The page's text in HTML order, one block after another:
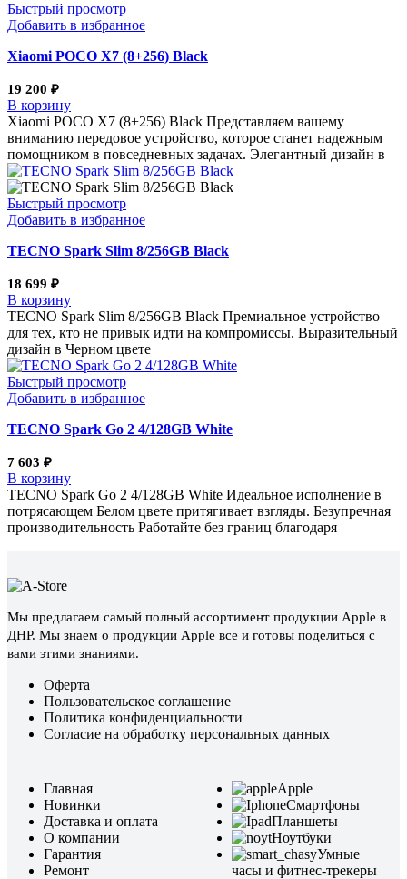
Быстрый просмотр
Добавить в избранное
Xiaomi POCO X7 (8+256) Black
19 200 ₽
В корзину
Xiaomi POCO X7 (8+256) Black Представляем вашему
вниманию передовое устройство, которое станет надежным
помощником в повседневных задачах. Элегантный дизайн в
Быстрый просмотр
Добавить в избранное
TECNO Spark Slim 8/256GB Black
18 699 ₽
В корзину
TECNO Spark Slim 8/256GB Black Премиальное устройство
для тех, кто не привык идти на компромиссы. Выразительный
дизайн в Черном цвете
Быстрый просмотр
Добавить в избранное
TECNO Spark Go 2 4/128GB White
7 603 ₽
В корзину
TECNO Spark Go 2 4/128GB White Идеальное исполнение в
потрясающем Белом цвете притягивает взгляды. Безупречная
производительность Работайте без границ благодаря
Мы предлагаем самый полный ассортимент продукции Apple в
ДНР. Мы знаем о продукции Apple все и готовы поделиться с
вами этими знаниями.
Оферта
Пользовательское соглашение
Политика конфиденциальности
Согласие на обработку персональных данных
Главная
Новинки
Доставка и оплата
О компании
Гарантия
Ремонт
Apple
Смартфоны
Планшеты
Ноутбуки
Умные
часы и фитнес-трекеры